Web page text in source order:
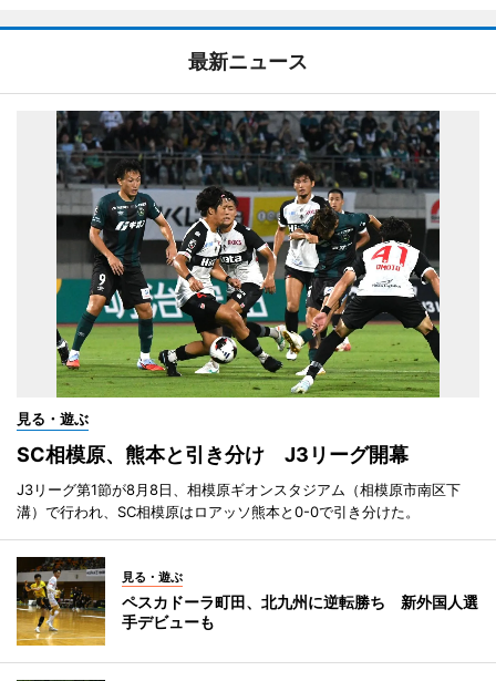
最新ニュース
見る・遊ぶ
SC相模原、熊本と引き分け J3リーグ開幕
J3リーグ第1節が8月8日、相模原ギオンスタジアム（相模原市南区下
溝）で行われ、SC相模原はロアッソ熊本と0-0で引き分けた。
見る・遊ぶ
ペスカドーラ町田、北九州に逆転勝ち 新外国人選
手デビューも